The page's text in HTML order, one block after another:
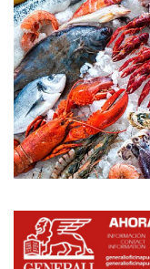
Vídeos
Galerías
Contacto
Empresas